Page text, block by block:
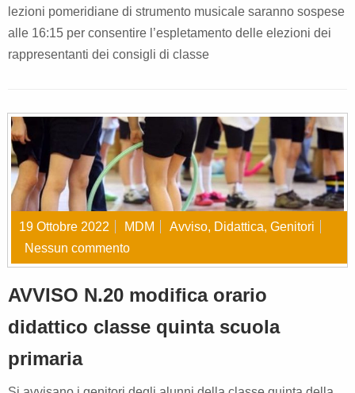
lezioni pomeridiane di strumento musicale saranno sospese
alle 16:15 per consentire l’espletamento delle elezioni dei
rappresentanti dei consigli di classe
19 Ottobre 2022 MDM Avviso, Didattica, Genitori
Nessun commento
AVVISO N.20 modifica orario
didattico classe quinta scuola
primaria